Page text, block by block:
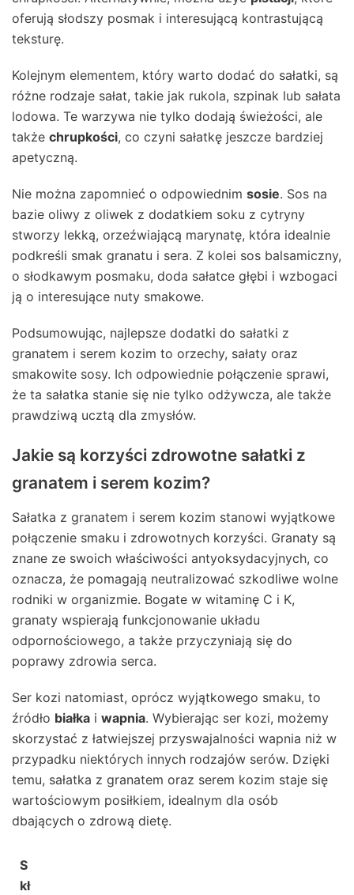
oferują słodszy posmak i interesującą kontrastującą
teksturę.
Kolejnym elementem, który warto dodać do sałatki, są
różne rodzaje sałat, takie jak rukola, szpinak lub sałata
lodowa. Te warzywa nie tylko dodają świeżości, ale
także chrupkości, co czyni sałatkę jeszcze bardziej
apetyczną.
Nie można zapomnieć o odpowiednim sosie. Sos na
bazie oliwy z oliwek z dodatkiem soku z cytryny
stworzy lekką, orzeźwiającą marynatę, która idealnie
podkreśli smak granatu i sera. Z kolei sos balsamiczny,
o słodkawym posmaku, doda sałatce głębi i wzbogaci
ją o interesujące nuty smakowe.
Podsumowując, najlepsze dodatki do sałatki z
granatem i serem kozim to orzechy, sałaty oraz
smakowite sosy. Ich odpowiednie połączenie sprawi,
że ta sałatka stanie się nie tylko odżywcza, ale także
prawdziwą ucztą dla zmysłów.
Jakie są korzyści zdrowotne sałatki z
granatem i serem kozim?
Sałatka z granatem i serem kozim stanowi wyjątkowe
połączenie smaku i zdrowotnych korzyści. Granaty są
znane ze swoich właściwości antyoksydacyjnych, co
oznacza, że pomagają neutralizować szkodliwe wolne
rodniki w organizmie. Bogate w witaminę C i K,
granaty wspierają funkcjonowanie układu
odpornościowego, a także przyczyniają się do
poprawy zdrowia serca.
Ser kozi natomiast, oprócz wyjątkowego smaku, to
źródło białka i wapnia. Wybierając ser kozi, możemy
skorzystać z łatwiejszej przyswajalności wapnia niż w
przypadku niektórych innych rodzajów serów. Dzięki
temu, sałatka z granatem oraz serem kozim staje się
wartościowym posiłkiem, idealnym dla osób
dbających o zdrową dietę.
S
kł